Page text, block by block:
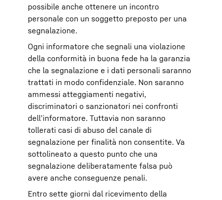
possibile anche ottenere un incontro
personale con un soggetto preposto per una
segnalazione.
Ogni informatore che segnali una violazione
della conformità in buona fede ha la garanzia
che la segnalazione e i dati personali saranno
trattati in modo confidenziale. Non saranno
ammessi atteggiamenti negativi,
discriminatori o sanzionatori nei confronti
dell’informatore. Tuttavia non saranno
tollerati casi di abuso del canale di
segnalazione per finalità non consentite. Va
sottolineato a questo punto che una
segnalazione deliberatamente falsa può
avere anche conseguenze penali.
Entro sette giorni dal ricevimento della